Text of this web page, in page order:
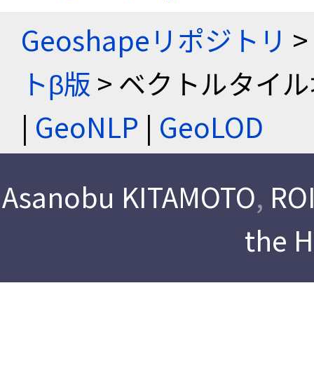
Geoshapeリポジトリ >
トβ版 > ベクトルタイ
| GeoNLP | GeoLOD
Asanobu KITAMOTO,
the